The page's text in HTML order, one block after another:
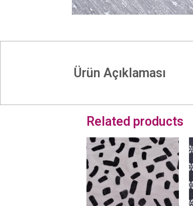
Ürün Açıklaması
Related products